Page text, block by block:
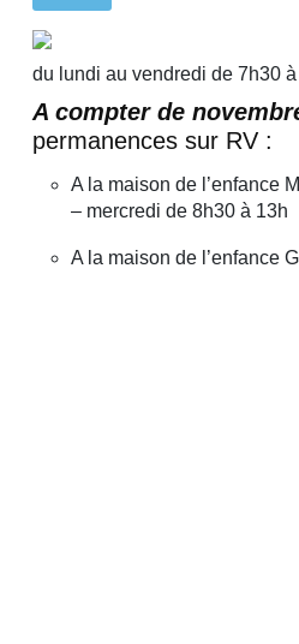
du lundi au vendredi de 7h30
A compter de
permanences sur RV :
A la maison de l’enfance
– mercredi de 8h30 à 13h
A la maison de l’enfance